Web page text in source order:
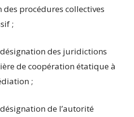
procédures collectives
;
des juridictions
de coopération étatique à
;
de l’autorité